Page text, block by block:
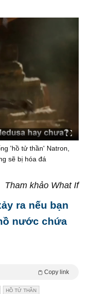
'hồ tử thần' Natron,
sẽ bị hóa đá
Tham khảo What If
ra nếu bạn
nước chứa
Copy link
HỒ TỬ THẦN